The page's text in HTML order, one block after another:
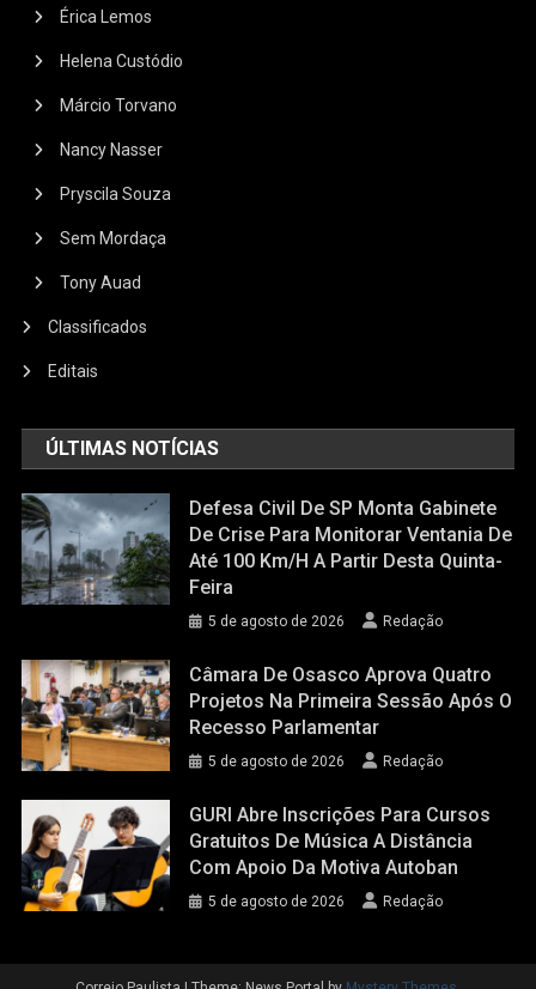
Érica Lemos
Helena Custódio
Márcio Torvano
Nancy Nasser
Pryscila Souza
Sem Mordaça
Tony Auad
Classificados
Editais
ÚLTIMAS NOTÍCIAS
Defesa Civil De SP Monta Gabinete
De Crise Para Monitorar Ventania De
Até 100 Km/h A Partir Desta Quinta-
Feira
5 de agosto de 2026 Redação
Câmara De Osasco Aprova Quatro
Projetos Na Primeira Sessão Após O
Recesso Parlamentar
5 de agosto de 2026 Redação
GURI Abre Inscrições Para Cursos
Gratuitos De Música A Distância
Com Apoio Da Motiva Autoban
5 de agosto de 2026 Redação